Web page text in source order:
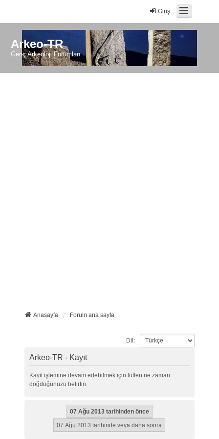
Giriş
Arkeo-TR
Genç Arkeoloji Forumları
Anasayfa Forum ana sayfa
Dil:
Arkeo-TR - Kayıt
Kayıt işlemine devam edebilmek için lütfen ne zaman
doğduğunuzu belirtin.